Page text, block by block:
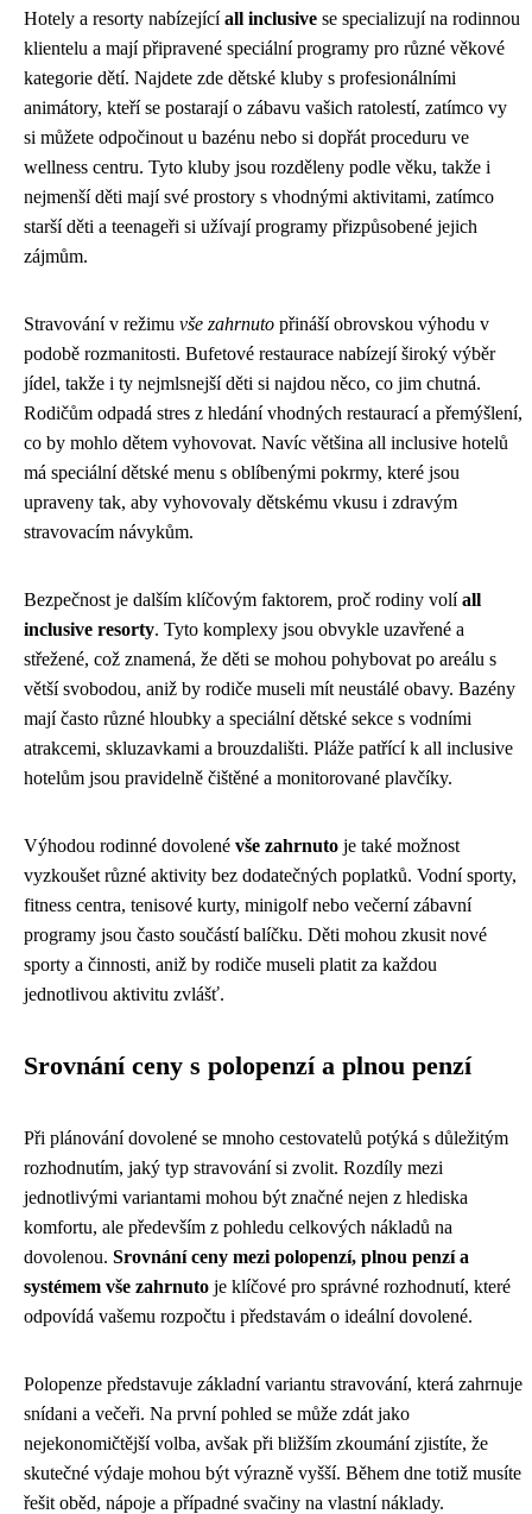
Hotely a resorty nabízejícíall inclusive se specializují na rodinnou
klientelu a mají připravené speciální programy pro různé věkové
kategorie dětí. Najdete zde dětské kluby s profesionálními
animátory, kteří se postarají o zábavu vašich ratolestí, zatímco vy
si můžete odpočinout u bazénu nebo si dopřát proceduru ve
wellness centru. Tyto kluby jsou rozděleny podle věku, takže i
nejmenší děti mají své prostory s vhodnými aktivitami, zatímco
starší děti a teenageři si užívají programy přizpůsobené jejich
zájmům.
Stravování v režimu vše zahrnuto přináší obrovskou výhodu v
podobě rozmanitosti. Bufetové restaurace nabízejí široký výběr
jídel, takže i ty nejmlsnejší děti si najdou něco, co jim chutná.
Rodičům odpadá stres z hledání vhodných restaurací a přemýšlení,
co by mohlo dětem vyhovovat. Navíc většina all inclusive hotelů
má speciální dětské menu s oblíbenými pokrmy, které jsou
upraveny tak, aby vyhovovaly dětskému vkusu i zdravým
stravovacím návykům.
Bezpečnost je dalším klíčovým faktorem, proč rodiny volíall
inclusive resorty. Tyto komplexy jsou obvykle uzavřené a
střežené, což znamená, že děti se mohou pohybovat po areálu s
větší svobodou, aniž by rodiče museli mít neustálé obavy. Bazény
mají často různé hloubky a speciální dětské sekce s vodními
atrakcemi, skluzavkami a brouzdališti. Pláže patřící k all inclusive
hotelům jsou pravidelně čištěné a monitorované plavčíky.
Výhodou rodinné dovolené vše zahrnuto je také možnost
vyzkoušet různé aktivity bez dodatečných poplatků. Vodní sporty,
fitness centra, tenisové kurty, minigolf nebo večerní zábavní
programy jsou často součástí balíčku. Děti mohou zkusit nové
sporty a činnosti, aniž by rodiče museli platit za každou
jednotlivou aktivitu zvlášť.
Srovnání ceny s polopenzí a plnou penzí
Při plánování dovolené se mnoho cestovatelů potýká s důležitým
rozhodnutím, jaký typ stravování si zvolit. Rozdíly mezi
jednotlivými variantami mohou být značné nejen z hlediska
komfortu, ale především z pohledu celkových nákladů na
dovolenou. Srovnání ceny mezi polopenzí, plnou penzí a
systémem vše zahrnuto je klíčové pro správné rozhodnutí, které
odpovídá vašemu rozpočtu i představám o ideální dovolené.
Polopenze představuje základní variantu stravování, která zahrnuje
snídani a večeři. Na první pohled se může zdát jako
nejekonomičtější volba, avšak při bližším zkoumání zjistíte, že
skutečné výdaje mohou být výrazně vyšší. Během dne totiž musíte
řešit oběd, nápoje a případné svačiny na vlastní náklady.